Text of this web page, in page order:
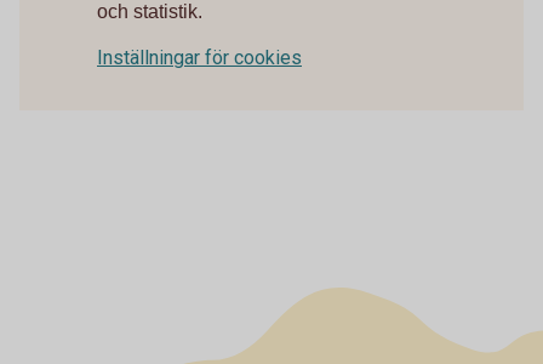
och statistik.
Inställningar för cookies